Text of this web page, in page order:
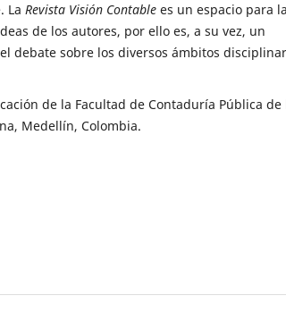
La Revista Visión Contable es un espacio para la
de los autores, por ello es, a su vez, un
debate sobre los diversos ámbitos
de la Facultad de Contaduría Pública de
Medellín, Colombia.